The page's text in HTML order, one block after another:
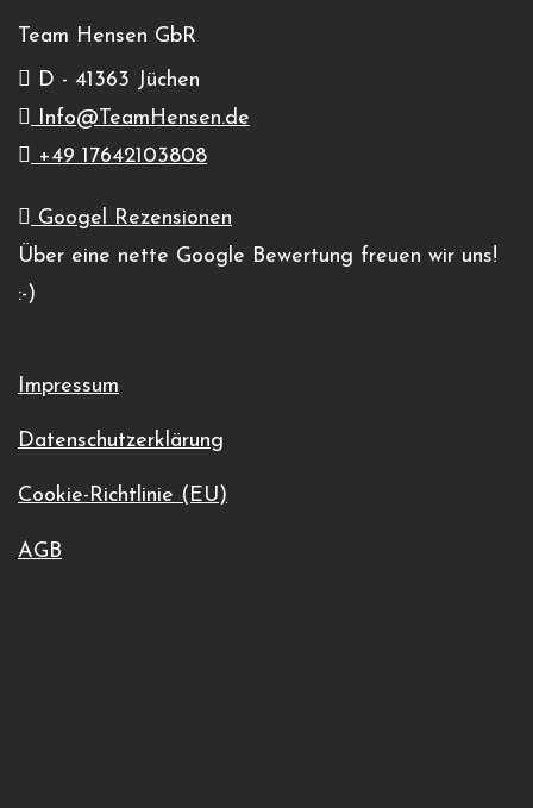
Veranstalter-Website anzeigen
Harz-Ring
Froser Str. 1a
Reinstedt,06463
Germany
Team Hensen GbR
D - 41363 Jüchen
Info@TeamHensen.de
+49 17642103808
Googel Rezensionen
Über eine nette Google Bewertung freuen wir uns!
:-)
Impressum
Datenschutzerklärung
Cookie-Richtlinie (EU)
AGB